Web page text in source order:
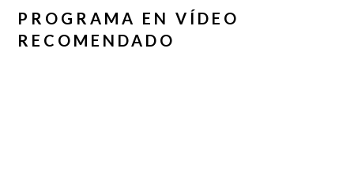
PROGRAMA EN VÍDEO
RECOMENDADO